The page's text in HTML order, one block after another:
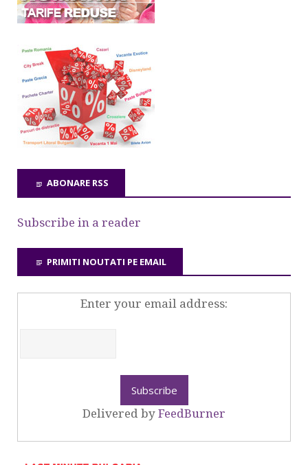
ABONARE RSS
Subscribe in a reader
PRIMITI NOUTATI PE EMAIL
Enter your email address:
Delivered by FeedBurner